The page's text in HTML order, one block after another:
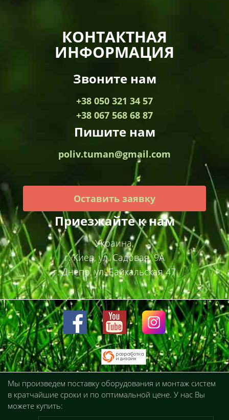
КОНТАКТНАЯ
ИНФОРМАЦИЯ
Звоните нам
+38 050 321 34 57
+38 067 568 68 87
Пишите нам
poliv.tuman@gmail.com
Оставить заявку
Приезжайте к нам
Украина,
г. Киев, ул. Садовая, 9А
г. Днепр, ул. Байкальская 47
Мы произведем поставку оборудования и монтаж систем
в кратчайшие сроки и по оптимальной цене. У нас Вы
можете купить: